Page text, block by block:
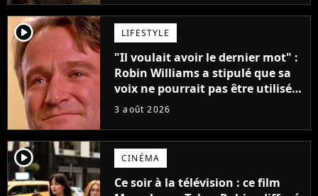
player2 LIFESTYLE
"Il voulait avoir le dernier mot" :
Robin Williams a stipulé que sa
voix ne pourrait pas être utilisée
avant 2039, pourtant Disney
inédits
3 août 2026
player2 CINÉMA
Ce soir à la télévision : ce film